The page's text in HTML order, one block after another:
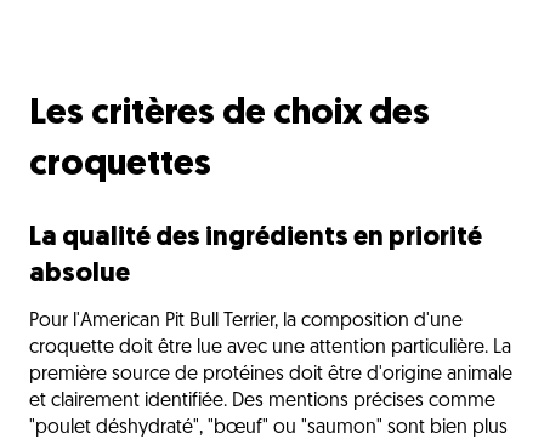
Les critères de choix des
croquettes
La qualité des ingrédients en priorité
absolue
Pour l'American Pit Bull Terrier, la composition d'une
croquette doit être lue avec une attention particulière. La
première source de protéines doit être d'origine animale
et clairement identifiée. Des mentions précises comme
"poulet déshydraté", "bœuf" ou "saumon" sont bien plus